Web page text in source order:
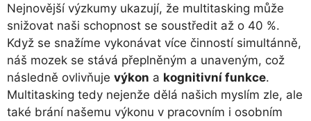
Nejnovější výzkumy ukazují, že multitasking může
snižovat naši schopnost se soustředit až o 40 %.
Když se snažíme vykonávat více činností simultánně,
náš mozek se stává přeplněným a unaveným, což
následně ovlivňuje výkon a kognitivní funkce.
Multitasking tedy nejenže dělá našich myslím zle, ale
také brání našemu výkonu v pracovním i osobním